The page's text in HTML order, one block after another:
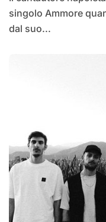
singolo Ammore
dal suo...